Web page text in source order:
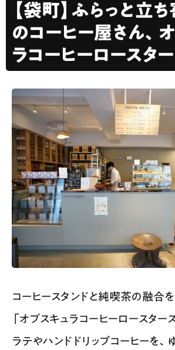
【袋町】ふらっと立
のコーヒー屋さん、
ラコーヒーロースタ
コーヒースタンドと純喫茶の融合
「オブスキュラコーヒーロースター
ラテやハンドドリップコーヒーを、